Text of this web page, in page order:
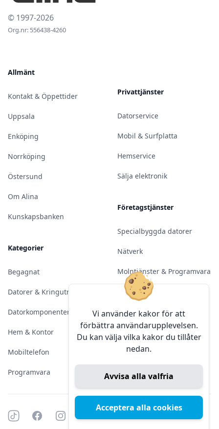
Vi använder kakor för att
förbättra användarupplevelsen.
Du kan välja vilka kakor du tillåter
nedan.
Avvisa alla valfria
Acceptera alla cookies
© 1997-2026
Org.nr: 556438-4260
Allmänt
Kontakt & Öppettider
Uppsala
Enköping
Norrköping
Östersund
Om Alina
Kunskapsbanken
Kategorier
Begagnat
Datorer & Kringutrustning
Datorkomponenter
Hem & Kontor
Mobiltelefon
Programvara
Privattjänster
Datorservice
Mobil & Surfplatta
Hemservice
Sälja elektronik
Företagstjänster
Specialbyggda datorer
Nätverk
Molntjänster & Programvara
Server & Backup
Kameraövervakning
Konferens & Public Display
Sälja elektronik
Tiktok FacebookInstagram